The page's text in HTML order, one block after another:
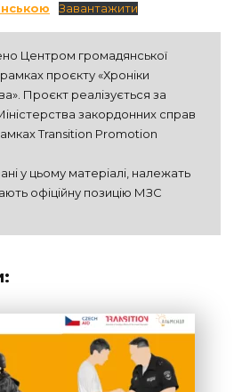
Завантажити
Центром громадянської
проєкту «Хроніки
Проєкт реалізується за
закордонних справ
Transition Promotion
у цьому матеріалі, належать
офіційну позицію МЗС